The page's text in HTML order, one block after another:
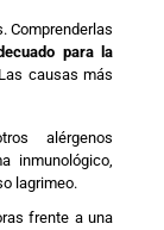
Comprenderlas
para la
causas más
alérgenos
inmunológico,
lagrimeo.
frente a una